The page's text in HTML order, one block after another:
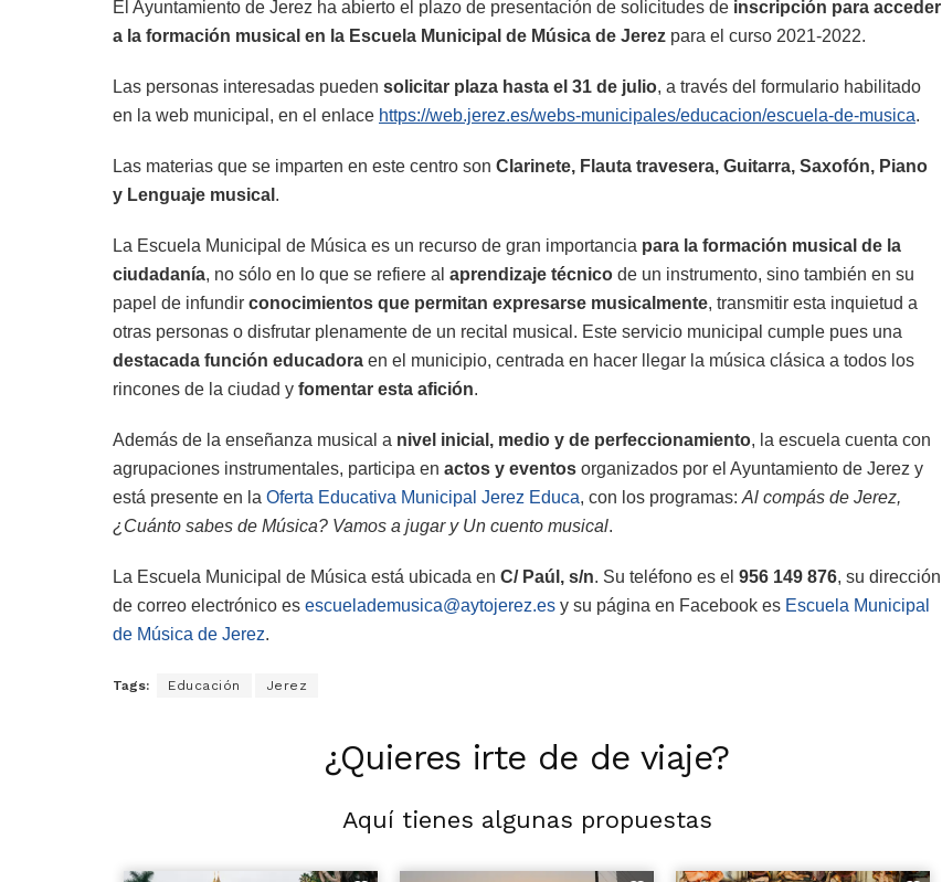
El Ayuntamiento de Jerez ha abierto el plazo de presentación de solicitudes de inscripción para acceder
a la formación musical en la Escuela Municipal de Música de Jerez para el curso 2021-2022.
Las personas interesadas pueden solicitar plaza hasta el 31 de julio, a través del formulario habilitado
en la web municipal, en el enlace https://web.jerez.es/webs-municipales/educacion/escuela-de-musica.
Las materias que se imparten en este centro son Clarinete, Flauta travesera, Guitarra, Saxofón, Piano
y Lenguaje musical .
La Escuela Municipal de Música es un recurso de gran importancia para la formación musical de la
ciudadanía, no sólo en lo que se refiere al aprendizaje técnico de un instrumento, sino también en su
papel de infundir conocimientos que permitan expresarse musicalmente, transmitir esta inquietud a
otras personas o disfrutar plenamente de un recital musical. Este servicio municipal cumple pues una
destacada función educadora en el municipio, centrada en hacer llegar la música clásica a todos los
rincones de la ciudad y fomentar esta afición.
Además de la enseñanza musical a nivel inicial, medio y de perfeccionamiento, la escuela cuenta con
agrupaciones instrumentales, participa en actos y eventos organizados por el Ayuntamiento de Jerez y
está presente en la Oferta Educativa Municipal Jerez Educa, con los programas: Al compás de Jerez,
¿Cuánto sabes de Música? Vamos a jugar y Un cuento musical.
La Escuela Municipal de Música está ubicada en C/ Paúl, s/n. Su teléfono es el 956 149 876, su dirección
de correo electrónico es escuelademusica@aytojerez.es y su página en Facebook es Escuela Municipal
de Música de Jerez.
Tags: Educación Jerez
¿Quieres irte de de viaje?
Aquí tienes algunas propuestas